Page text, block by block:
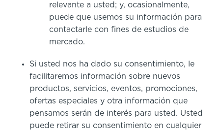
relevante a usted; y, ocasionalmente,
puede que usemos su información para
contactarle con fines de estudios de
mercado.
Si usted nos ha dado su consentimiento, le
facilitaremos información sobre nuevos
productos, servicios, eventos, promociones,
ofertas especiales y otra información que
pensamos serán de interés para usted. Usted
puede retirar su consentimiento en cualquier